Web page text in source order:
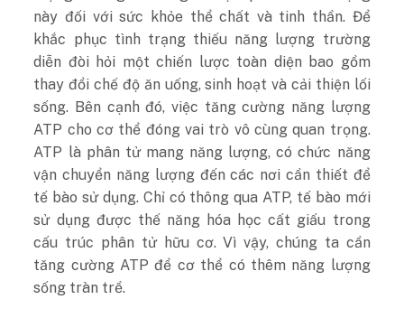
này đối với sức khỏe thể chất và tinh thần. Để
khắc phục tình trạng thiếu năng lượng trường
diễn đòi hỏi một chiến lược toàn diện bao gồm
thay đổi chế độ ăn uống, sinh hoạt và cải thiện lối
sống. Bên cạnh đó, việc tăng cường năng lượng
ATP cho cơ thể đóng vai trò vô cùng quan trọng.
ATP là phân tử mang năng lượng, có chức năng
vận chuyển năng lượng đến các nơi cần thiết để
tế bào sử dụng. Chỉ có thông qua ATP, tế bào mới
sử dụng được thế năng hóa học cất giấu trong
cấu trúc phân tử hữu cơ. Vì vậy, chúng ta cần
tăng cường ATP để cơ thể có thêm năng lượng
sống tràn trề.